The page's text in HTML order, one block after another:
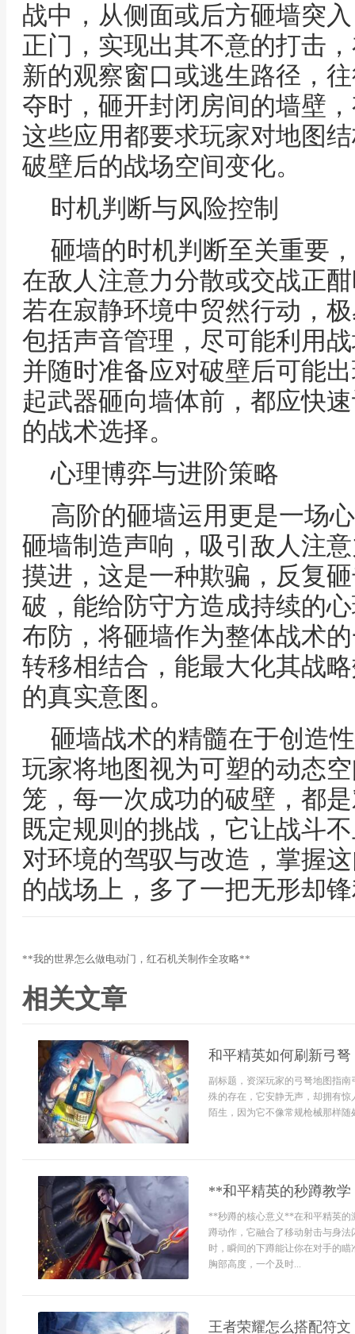
战中，从侧面或后方砸墙突
正门，实现出其不意的打击
新的观察窗口或逃生路径，
夺时，砸开封闭房间的墙壁
这些应用都要求玩家对地图
破壁后的战场空间变化。
时机判断与风险控制
砸墙的时机判断至关重要
在敌人注意力分散或交战正
若在寂静环境中贸然行动，
包括声音管理，尽可能利用
并随时准备应对破壁后可能
起武器砸向墙体前，都应快
的战术选择。
心理博弈与进阶策略
高阶的砸墙运用更是一场
砸墙制造声响，吸引敌人注
摸进，这是一种欺骗，反复
破，能给防守方造成持续的
布防，将砸墙作为整体战术
转移相结合，能最大化其战
的真实意图。
砸墙战术的精髓在于创造
玩家将地图视为可塑的动态
笼，每一次成功的破壁，都
既定规则的挑战，它让战斗
对环境的驾驭与改造，掌握
的战场上，多了一把无形却
**我的世界怎么做电动门，红石机关制作全攻略**
相关文章
和平精英如何刷新弓
副标题，资深玩家的弓弩地图指
殊的存在，它安静无声，却拥有
陌生，因为它不像常规枪械那样
**和平精英的秒蹲教
**秒蹲的核心意义**在和平精英的
蹲动作，它融合了移动射击与身
时，瞬间的下蹲能让你在对手的
胸部高度，一个及时...
王者荣耀怎么搭配符